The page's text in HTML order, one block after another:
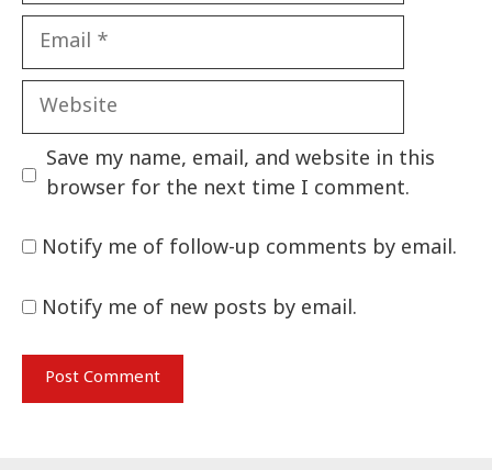
Email
Website
Save my name, email, and website in this
browser for the next time I comment.
Notify me of follow-up comments by email.
Notify me of new posts by email.